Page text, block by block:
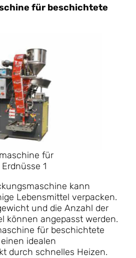
für beschichtete
für
1
kann
Lebensmittel verpacken.
und die Anzahl der
können angepasst werden.
für beschichtete
idealen
durch schnelles Heizen.